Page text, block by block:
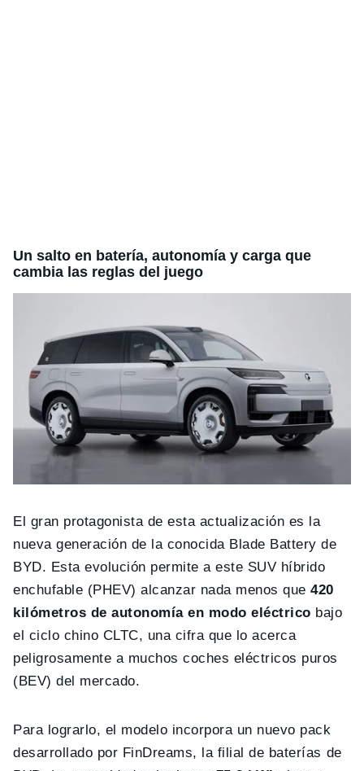
Un salto en batería, autonomía y carga que
cambia las reglas del juego
El gran protagonista de esta actualización es la
nueva generación de la conocida Blade Battery de
BYD. Esta evolución permite a este SUV híbrido
enchufable (PHEV) alcanzar nada menos que420
kilómetros de autonomía en modo eléctrico bajo
el ciclo chino CLTC, una cifra que lo acerca
peligrosamente a muchos coches eléctricos puros
(BEV) del mercado.
Para lograrlo, el modelo incorpora un nuevo pack
desarrollado por FinDreams, la filial de baterías de